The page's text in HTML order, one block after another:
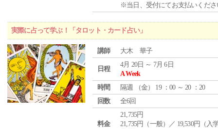
※当日、受付にてお支払いくださ
実際に占って学ぶ！「タロット・カード占い」
講師 大木 華子
日程
4月 20日 ～ 7月 6日
A Week
時間
隔週 （金） 19 ：00 ～ 20 ：20
回数
全6回
料金
21,735円
21,735円（一般）／ 19,530円（入